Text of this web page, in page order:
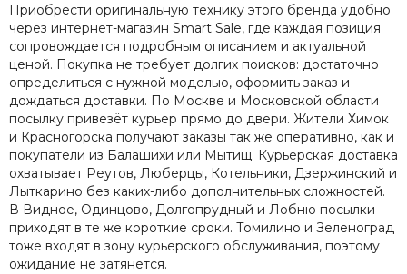
Приобрести оригинальную технику этого бренда удобно
через интернет-магазин Smart Sale, где каждая позиция
сопровождается подробным описанием и актуальной
ценой. Покупка не требует долгих поисков: достаточно
определиться с нужной моделью, оформить заказ и
дождаться доставки. По Москве и Московской области
посылку привезёт курьер прямо до двери. Жители Химок
и Красногорска получают заказы так же оперативно, как и
покупатели из Балашихи или Мытищ. Курьерская доставка
охватывает Реутов, Люберцы, Котельники, Дзержинский и
Лыткарино без каких-либо дополнительных сложностей.
В Видное, Одинцово, Долгопрудный и Лобню посылки
приходят в те же короткие сроки. Томилино и Зеленоград
тоже входят в зону курьерского обслуживания, поэтому
ожидание не затянется.